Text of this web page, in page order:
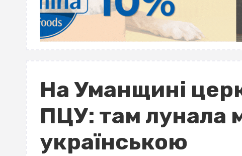
На Уманщині
ПЦУ: там лунала
українською